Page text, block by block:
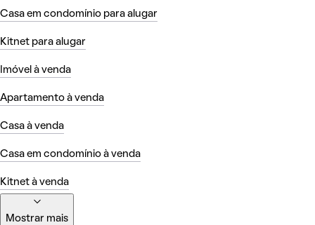
Casa em condomínio para alugar
Kitnet para alugar
Imóvel à venda
Apartamento à venda
Casa à venda
Casa em condomínio à venda
Kitnet à venda
Mostrar mais